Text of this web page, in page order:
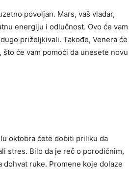
povoljan. Mars, vaš vladar,
energiju i odlučnost. Ovo će vam
priželjkivali. Takođe, Venera će
će vam pomoći da unesete novu
oktobra ćete dobiti priliku da
stres. Bilo da je reč o porodičnim,
ruke. Promene koje dolaze